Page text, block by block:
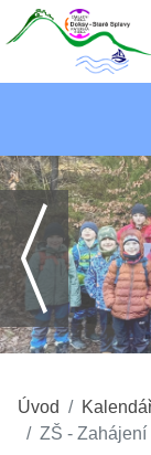
Úvod
ZŠ - Zahájení